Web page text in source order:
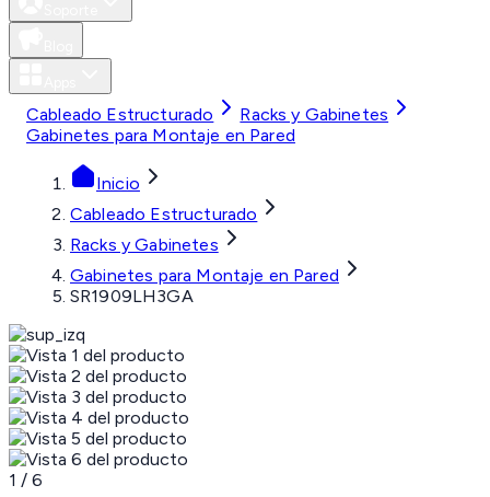
Cableado Estructurado
Racks y Gabinetes
Gabinetes para Montaje en Pared
Inicio
Cableado Estructurado
Racks y Gabinetes
Gabinetes para Montaje en Pared
SR1909LH3GA
1 / 6